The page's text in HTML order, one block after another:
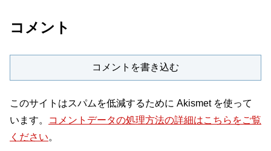
コメント
コメントを書き込む
このサイトはスパムを低減するために Akismet を使って
います。
コメントデータの処理方法の詳細はこちらをご覧
ください。